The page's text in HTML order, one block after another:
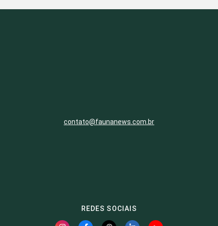
contato@faunanews.com.br
REDES SOCIAIS